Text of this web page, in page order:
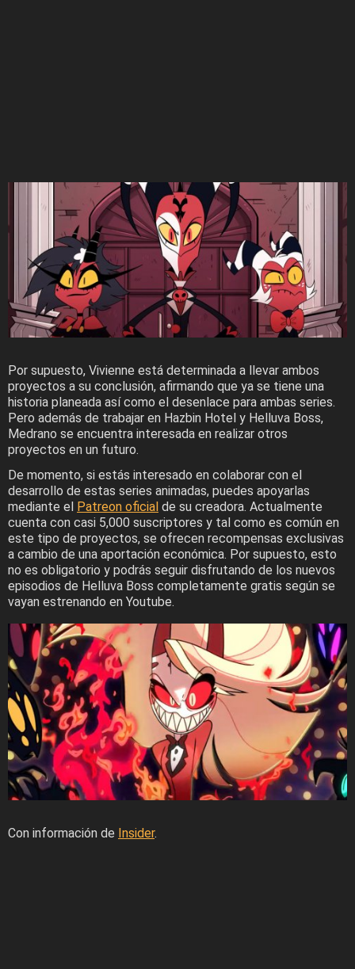
Por supuesto, Vivienne está determinada a llevar ambos
proyectos a su conclusión, afirmando que ya se tiene una
historia planeada así como el desenlace para ambas series.
Pero además de trabajar en Hazbin Hotel y Helluva Boss,
Medrano se encuentra interesada en realizar otros
proyectos en un futuro.
De momento, si estás interesado en colaborar con el
desarrollo de estas series animadas, puedes apoyarlas
mediante el Patreon oficial de su creadora. Actualmente
cuenta con casi 5,000 suscriptores y tal como es común en
este tipo de proyectos, se ofrecen recompensas exclusivas
a cambio de una aportación económica. Por supuesto, esto
no es obligatorio y podrás seguir disfrutando de los nuevos
episodios de Helluva Boss completamente gratis según se
vayan estrenando en Youtube.
Con información de Insider.